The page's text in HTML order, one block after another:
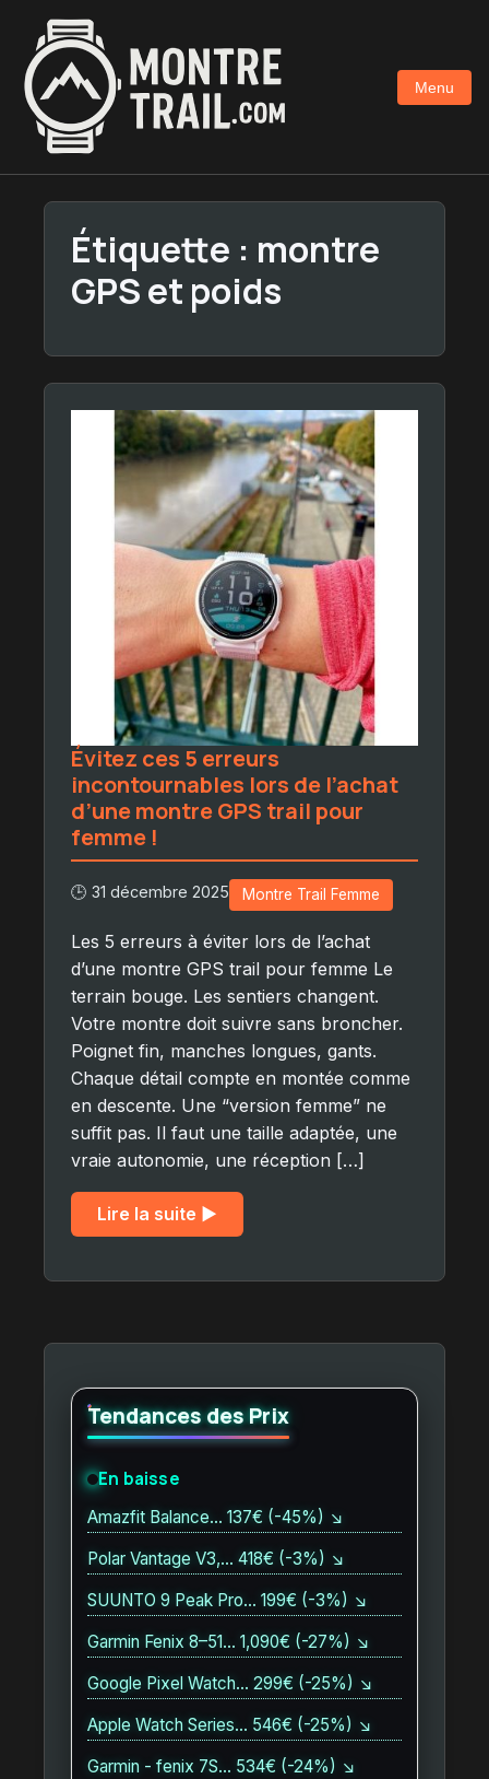
contenu
principal
Menu
Étiquette : montre
GPS et poids
Évitez ces 5 erreurs
incontournables lors de l’achat
d’une montre GPS trail pour
femme !
🕒 31 décembre 2025 Montre Trail Femme
Les 5 erreurs à éviter lors de l’achat
d’une montre GPS trail pour femme Le
terrain bouge. Les sentiers changent.
Votre montre doit suivre sans broncher.
Poignet fin, manches longues, gants.
Chaque détail compte en montée comme
en descente. Une “version femme” ne
suffit pas. Il faut une taille adaptée, une
vraie autonomie, une réception […]
Lire la suite ▶︎
Tendances des Prix
En baisse
Amazfit Balance… 137€ (-45%) ↘
Polar Vantage V3,… 418€ (-3%) ↘
SUUNTO 9 Peak Pro… 199€ (-3%) ↘
Garmin Fenix 8–51… 1,090€ (-27%) ↘
Google Pixel Watch… 299€ (-25%) ↘
Apple Watch Series… 546€ (-25%) ↘
Garmin - fenix 7S… 534€ (-24%) ↘